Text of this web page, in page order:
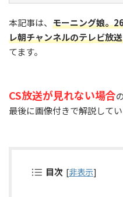
本記事は、 モーニング娘。
レ朝チャンネルのテレビ放
てます。
CS放送が見れない場合
最後に画像付きで解説してい
目次 [非表示]